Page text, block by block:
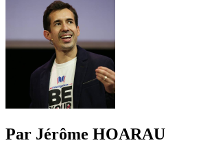
Par Jérôme HOARAU